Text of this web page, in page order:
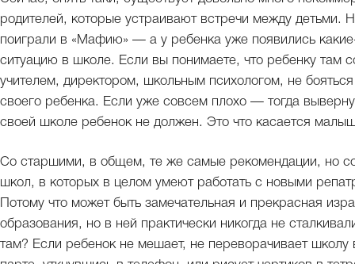
родителей, которые устраивают встречи между детьми.
поиграли в «Мафию» — а у ребенка уже появились
ситуацию в школе. Если вы понимаете, что ребенку там
учителем, директором, школьным психологом, не
своего ребенка. Если уже совсем плохо — тогда
своей школе ребенок не должен. Это что касается
Со старшими, в общем, те же самые рекомендации, но
школ, в которых в целом умеют работать с новыми
Потому что может быть замечательная и прекрасная
образования, но в ней практически никогда не
там? Если ребенок не мешает, не переворачивает школу